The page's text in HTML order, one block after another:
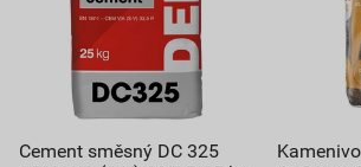
Cement směsný DC 325